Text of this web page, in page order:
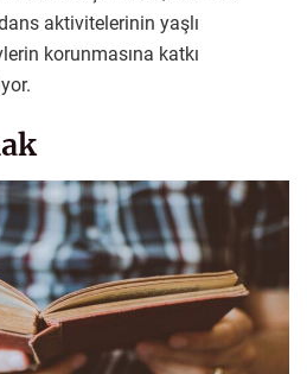
aktivitelerinin yaşlı
korunmasına katkı